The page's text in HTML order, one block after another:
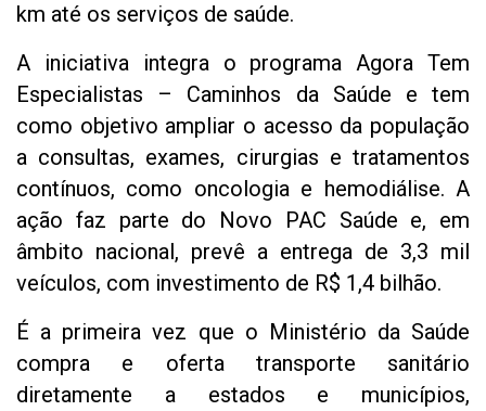
km até os serviços de saúde.
A iniciativa integra o programa Agora Tem
Especialistas – Caminhos da Saúde e tem
como objetivo ampliar o acesso da população
a consultas, exames, cirurgias e tratamentos
contínuos, como oncologia e hemodiálise. A
ação faz parte do Novo PAC Saúde e, em
âmbito nacional, prevê a entrega de 3,3 mil
veículos, com investimento de R$ 1,4 bilhão.
É a primeira vez que o Ministério da Saúde
compra e oferta transporte sanitário
diretamente a estados e municípios,